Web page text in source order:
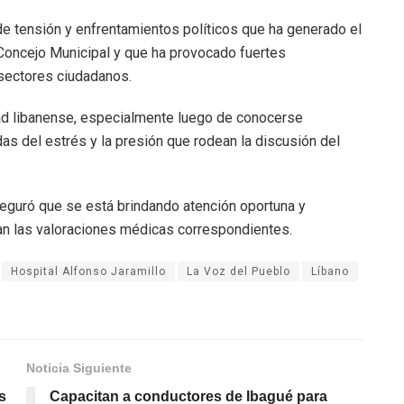
tensión y enfrentamientos políticos que ha generado el
Municipal y que ha provocado fuertes
ciudadanos.
libanense, especialmente luego de conocerse
del estrés y la presión que rodean la discusión del
que se está brindando atención oportuna y
las valoraciones médicas correspondientes.
Hospital Alfonso Jaramillo La Voz del Pueblo Líbano
Noticia Siguiente
Capacitan a conductores de Ibagué para